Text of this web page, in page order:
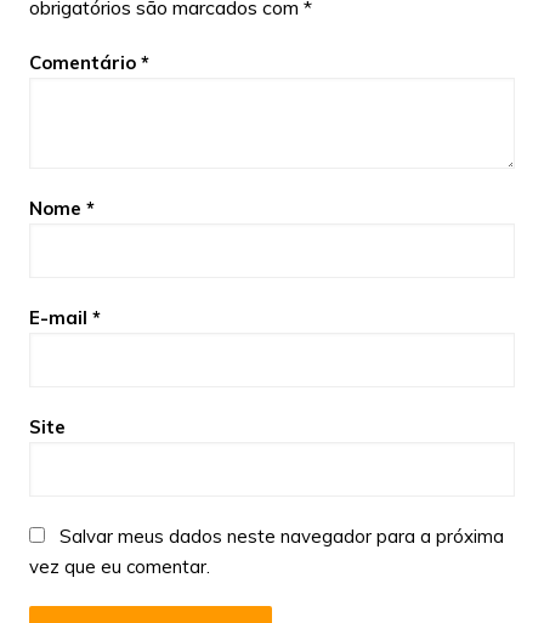
obrigatórios são marcados com *
Comentário *
Nome *
E-mail *
Site
Salvar meus dados neste navegador para a próxima
vez que eu comentar.